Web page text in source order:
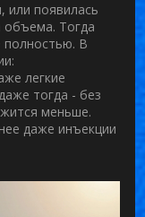
или появилась
объема. Тогда
полностью. В
легкие
тогда - без
меньше.
даже инъекции